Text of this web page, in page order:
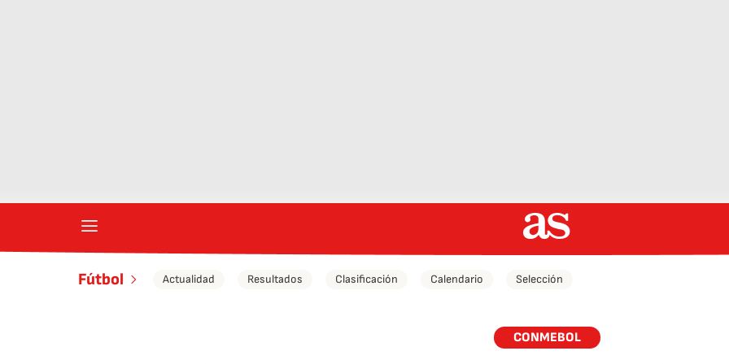
Fútbol Actualidad Resultados Clasificación Calendario Selección
CONMEBOL